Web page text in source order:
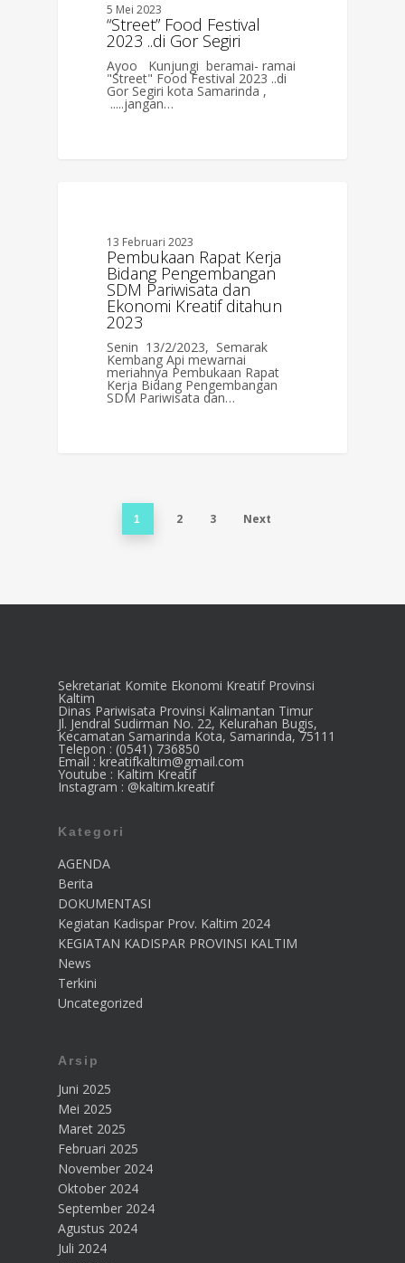
5 Mei 2023
“Street” Food Festival
2023 ..di Gor Segiri
Ayoo Kunjungi beramai- ramai
"Street" Food Festival 2023 ..di
Gor Segiri kota Samarinda ,
.....jangan…
13 Februari 2023
Pembukaan Rapat Kerja
Bidang Pengembangan
SDM Pariwisata dan
Ekonomi Kreatif ditahun
2023
Senin 13/2/2023, Semarak
Kembang Api mewarnai
meriahnya Pembukaan Rapat
Kerja Bidang Pengembangan
SDM Pariwisata dan…
1 2 3 Next
Sekretariat Komite Ekonomi Kreatif Provinsi
Kaltim
Dinas Pariwisata Provinsi Kalimantan Timur
Jl. Jendral Sudirman No. 22, Kelurahan Bugis,
Kecamatan Samarinda Kota, Samarinda, 75111
Telepon : (0541) 736850
Email : kreatifkaltim@gmail.com
Youtube : Kaltim Kreatif
Instagram : @kaltim.kreatif
Kategori
AGENDA
Berita
DOKUMENTASI
Kegiatan Kadispar Prov. Kaltim 2024
KEGIATAN KADISPAR PROVINSI KALTIM
News
Terkini
Uncategorized
Arsip
Juni 2025
Mei 2025
Maret 2025
Februari 2025
November 2024
Oktober 2024
September 2024
Agustus 2024
Juli 2024